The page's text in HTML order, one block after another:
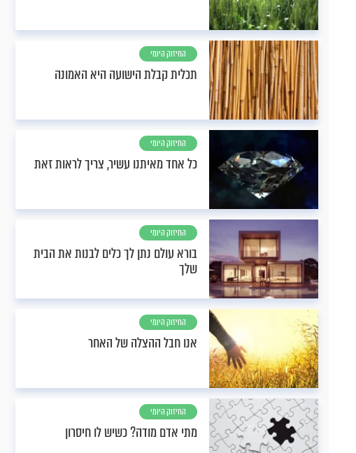
החיזוק היומי
תכלית קבלת הישועה היא האמונה
החיזוק היומי
כל אחד מאיתנו עשיר, צריך לראות זאת
החיזוק היומי
בורא עולם נתן לך כלים לבנות את הבית
שלך
החיזוק היומי
אנו חבל ההצלה של האחר
החיזוק היומי
מתי אדם מודה? כשיש לו חיסרון